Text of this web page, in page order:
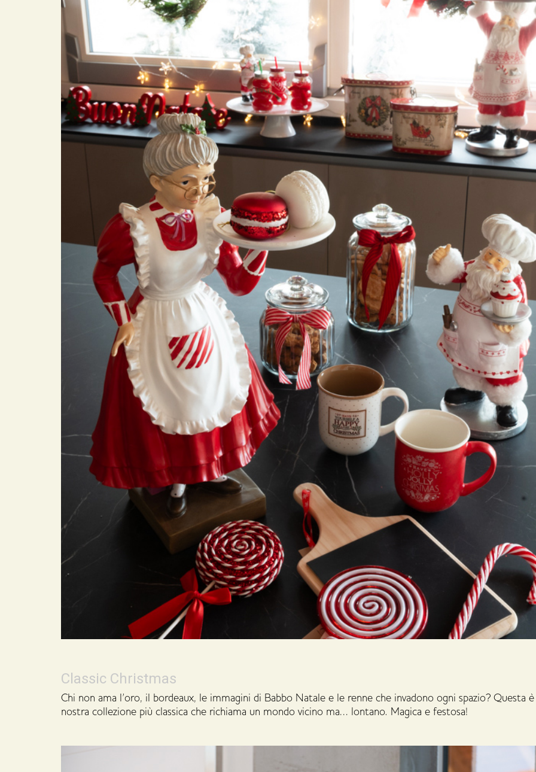
Classic Christmas
Chi non ama l’oro, il bordeaux, le immagini di Babbo Natale e le renne che invadono ogni spazio? Questa è
nostra collezione più classica che richiama un mondo vicino ma… lontano. Magica e festosa!